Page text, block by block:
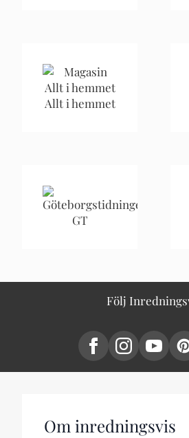
Allt i hemmet
GT
Följ
Om inredningsvis